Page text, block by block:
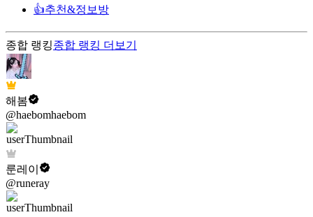
👍추천&정보방
종합 랭킹종합 랭킹 더보기
해봄
@haebomhaebom
룬레이
@runeray